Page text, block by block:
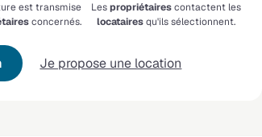
est transmise
concernés.
Lespropriétairescontactent les
locatairesqu'ils sélectionnent.
Je propose une location